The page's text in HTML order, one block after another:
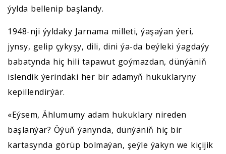
ýylda bellenip başlandy.
1948-nji ýyldaky Jarnama milleti, ýaşaýan ýeri,
jynsy, gelip çykyşy, dili, dini ýa-da beýleki ýagdaýy
babatynda hiç hili tapawut goýmazdan, dünýäniň
islendik ýerindäki her bir adamyň hukuklaryny
kepillendirýär.
«Eýsem, Ählumumy adam hukuklary nireden
başlanýar? Öýüň ýanynda, dünýäniň hiç bir
kartasynda görüp bolmaýan, şeýle ýakyn we kiçijik